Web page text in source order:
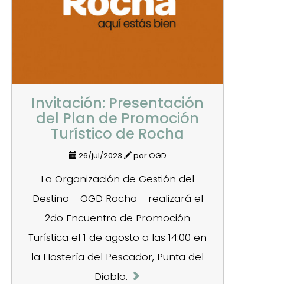
Invitación: Presentación
del Plan de Promoción
Turístico de Rocha
26/jul/2023 por OGD
La Organización de Gestión del
Destino - OGD Rocha - realizará el
2do Encuentro de Promoción
Turística el 1 de agosto a las 14:00 en
la Hostería del Pescador, Punta del
Diablo.